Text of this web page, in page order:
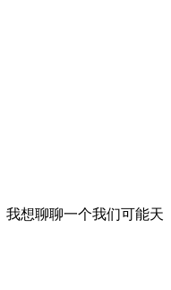
我想聊聊一个我们可能天